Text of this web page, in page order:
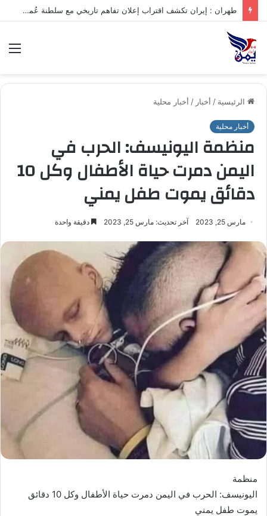
.تعرف على متوسط أسعار الذهب في صنعاء وعدن الخميس – 06/08/2026
الرئيسية / أخبار / أخبار محلية
أخبار محلية
منظمة اليونيسف: الحرب في
اليمن دمرت حياة الأطفال وكل 10
دقائق يموت طفل يمني
مارس 25, 2023 آخر تحديث: مارس 25, 2023 دقيقة واحدة
منظمة
اليونيسف: الحرب في اليمن دمرت حياة الأطفال وكل 10 دقائق
يموت طفل يمني